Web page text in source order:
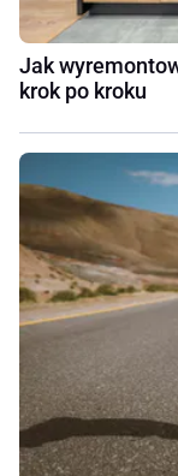
Jak
krok po kroku